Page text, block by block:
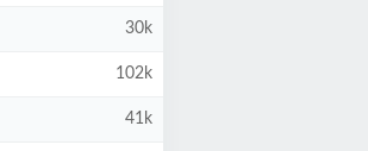
30k
102k
41k